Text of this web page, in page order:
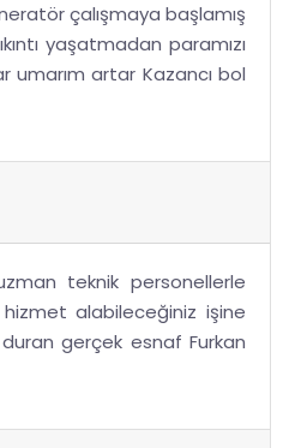
çalışmaya başlamış
yaşatmadan paramızı
artar Kazancı bol
teknik personellerle
hizmet alabileceğiniz işine
gerçek esnaf Furkan